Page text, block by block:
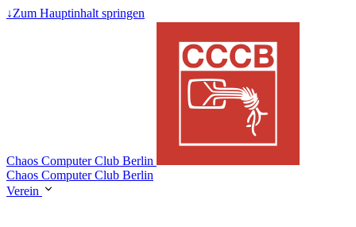
↓Zum Hauptinhalt springen
Chaos Computer Club Berlin
Chaos Computer Club Berlin
Verein